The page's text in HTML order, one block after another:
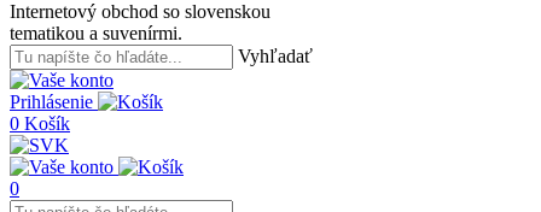
Internetový obchod so slovenskou
tematikou a suvenírmi.
Vyhľadať
Prihlásenie
0 Košík
0